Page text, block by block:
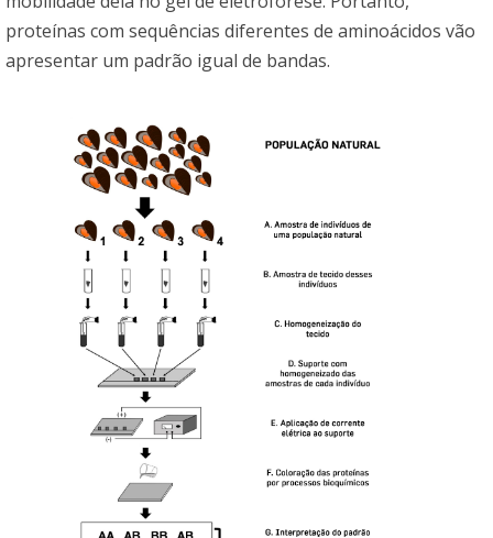
proteínas com sequências diferentes de aminoácidos vão
apresentar um padrão igual de bandas.